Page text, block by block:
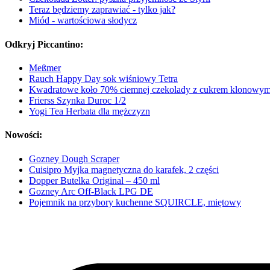
Teraz będziemy zaprawiać - tylko jak?
Miód - wartościowa słodycz
Odkryj Piccantino:
Meßmer
Rauch Happy Day sok wiśniowy Tetra
Kwadratowe koło 70% ciemnej czekolady z cukrem
Frierss Szynka Duroc 1/2
Yogi Tea Herbata dla mężczyzn
Nowości:
Gozney Dough Scraper
Cuisipro Myjka magnetyczna do karafek, 2 części
Dopper Butelka Original – 450 ml
Gozney Arc Off-Black LPG DE
Pojemnik na przybory kuchenne SQUIRCLE, miętowy